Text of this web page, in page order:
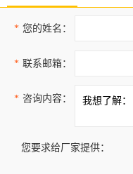
* 您的姓名：
* 联系邮箱：
* 咨询内容：
您要求给厂家提供：